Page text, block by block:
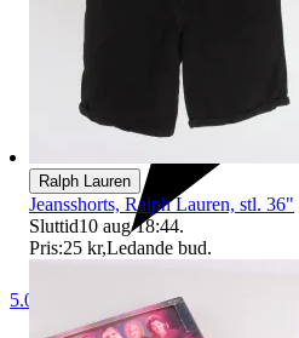
5.0
Ralph Lauren
Jeansshorts, Ralph Lauren, stl. 36"
Sluttid10 aug 18:44.
Pris:25 kr,Ledande bud.